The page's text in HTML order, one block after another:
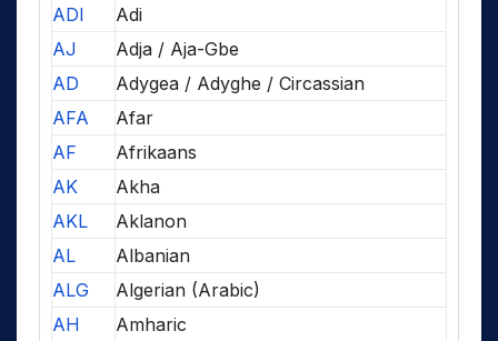
ADI
Adi
AJ
Adja / Aja-Gbe
AD
Adygea / Adyghe / Circassian
AFA
Afar
AF
Afrikaans
AK
Akha
AKL
Aklanon
AL
Albanian
ALG
Algerian (Arabic)
AH
Amharic